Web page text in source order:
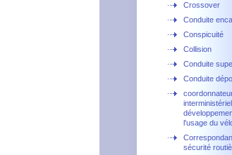
Crossover
Conduite
Conspicuité
Collision
Conduite
Conduite
l'usage du
sécurité